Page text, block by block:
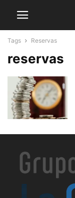
Tags Reservas
reservas